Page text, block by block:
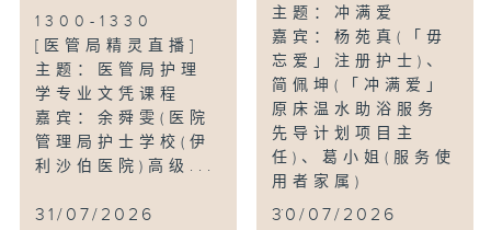
1300-1330
[医管局精灵直播]
主题：医管局护理
学专业文凭课程
嘉宾：余舜雯(医院
管理局护士学校(伊
利沙伯医院)高级...
31/07/2026
主题：冲满爱
嘉宾：杨苑真(「毋
忘爱」注册护士)、
简佩坤(「冲满爱」
原床温水助浴服务
先导计划项目主
任)、葛小姐(服务使
用者家属)
...
30/07/2026